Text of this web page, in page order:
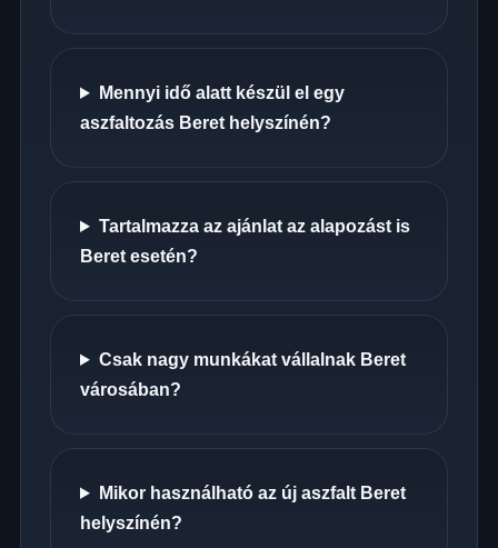
Mennyi idő alatt készül el egy
aszfaltozás Beret helyszínén?
Tartalmazza az ajánlat az alapozást is
Beret esetén?
Csak nagy munkákat vállalnak Beret
városában?
Mikor használható az új aszfalt Beret
helyszínén?